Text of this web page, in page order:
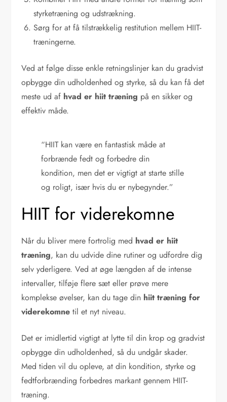
styrketræning og udstrækning.
Sørg for at få tilstrækkelig restitution mellem HIIT-
træningerne.
Ved at følge disse enkle retningslinjer kan du gradvist
opbygge din udholdenhed og styrke, så du kan få det
meste ud af hvad er hiit træning på en sikker og
effektiv måde.
“HIIT kan være en fantastisk måde at
forbrænde fedt og forbedre din
kondition, men det er vigtigt at starte stille
og roligt, især hvis du er nybegynder.”
HIIT for viderekomne
Når du bliver mere fortrolig med hvad er hiit
træning, kan du udvide dine rutiner og udfordre dig
selv yderligere. Ved at øge længden af de intense
intervaller, tilføje flere sæt eller prøve mere
komplekse øvelser, kan du tage din hiit træning for
viderekomne til et nyt niveau.
Det er imidlertid vigtigt at lytte til din krop og gradvist
opbygge din udholdenhed, så du undgår skader.
Med tiden vil du opleve, at din kondition, styrke og
fedtforbrænding forbedres markant gennem HIIT-
træning.